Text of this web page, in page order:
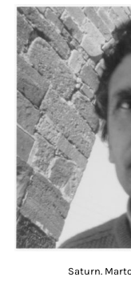
Saturn.